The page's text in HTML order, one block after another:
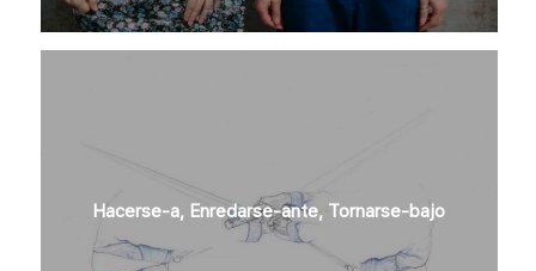
Hacerse-a, Enredarse-ante, Tornarse-bajo